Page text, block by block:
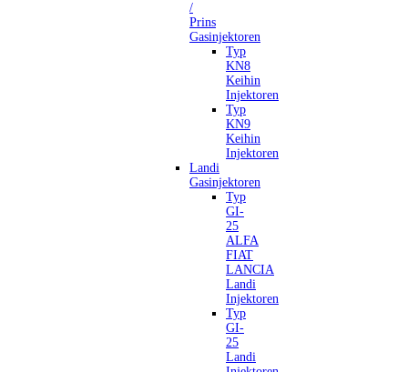
/
Prins
Gasinjektoren
Typ
KN8
Keihin
Injektoren
Typ
KN9
Keihin
Injektoren
Landi
Gasinjektoren
Typ
GI-
25
ALFA
FIAT
LANCIA
Landi
Injektoren
Typ
GI-
25
Landi